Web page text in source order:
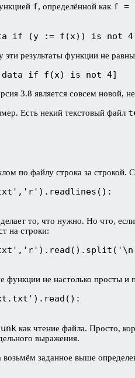
f, определённой как f =
if (y := f(x)) is not
эти результаты функции не
if f(x) is not 4]
3.8 является совсем новой,
Есть некий текстовый файл
по файлу строка за строкой.
то, что нужно. Но что,
на строки:
функции не настолько
как чтение файла. Просто,
выражения.
заданное выше